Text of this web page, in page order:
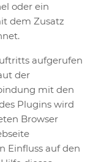
oder ein
dem Zusatz
aufgerufen
der
mit den
Plugins wird
Browser
Einfluss auf den